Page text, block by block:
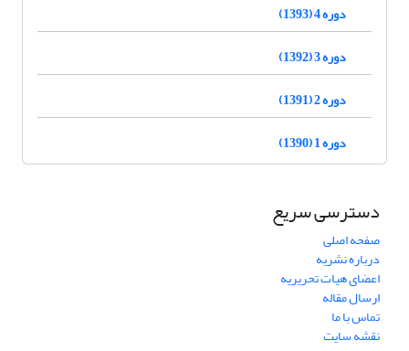
دوره 4 (1393)
دوره 3 (1392)
دوره 2 (1391)
دوره 1 (1390)
دسترسی سریع
صفحه اصلی
درباره نشریه
اعضای هیات تحریریه
ارسال مقاله
تماس با ما
نقشه سایت